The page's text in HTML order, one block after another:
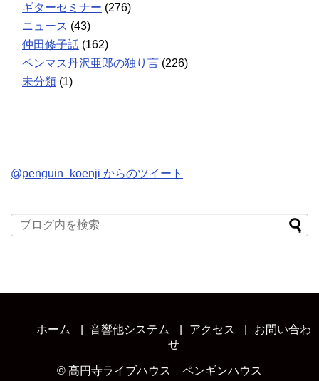
ギターセミナー (276)
ニュース (43)
仲田修子話 (162)
ペンマス丹沢亜郎の独り言 (226)
未分類 (1)
@penguin_koenji からのツイート
ホーム 音響他システム アクセス
お問い合わ
せ
© 高円寺ライブハウス ペンギンハウス